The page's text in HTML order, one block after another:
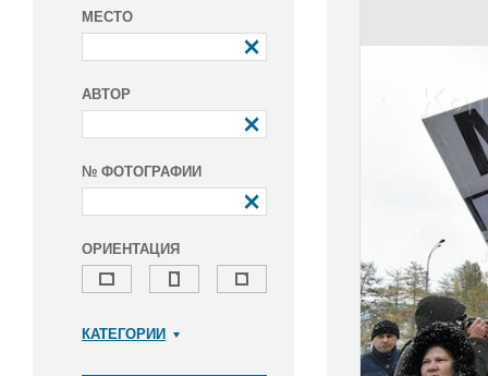
МЕСТО
АВТОР
№ ФОТОГРАФИИ
ОРИЕНТАЦИЯ
КАТЕГОРИИ